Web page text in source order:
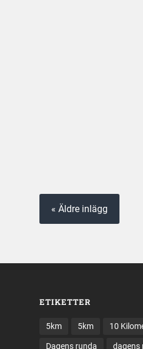
« Äldre inlägg
ETIKETTER
5km 5km 10
Dagens runda dagens